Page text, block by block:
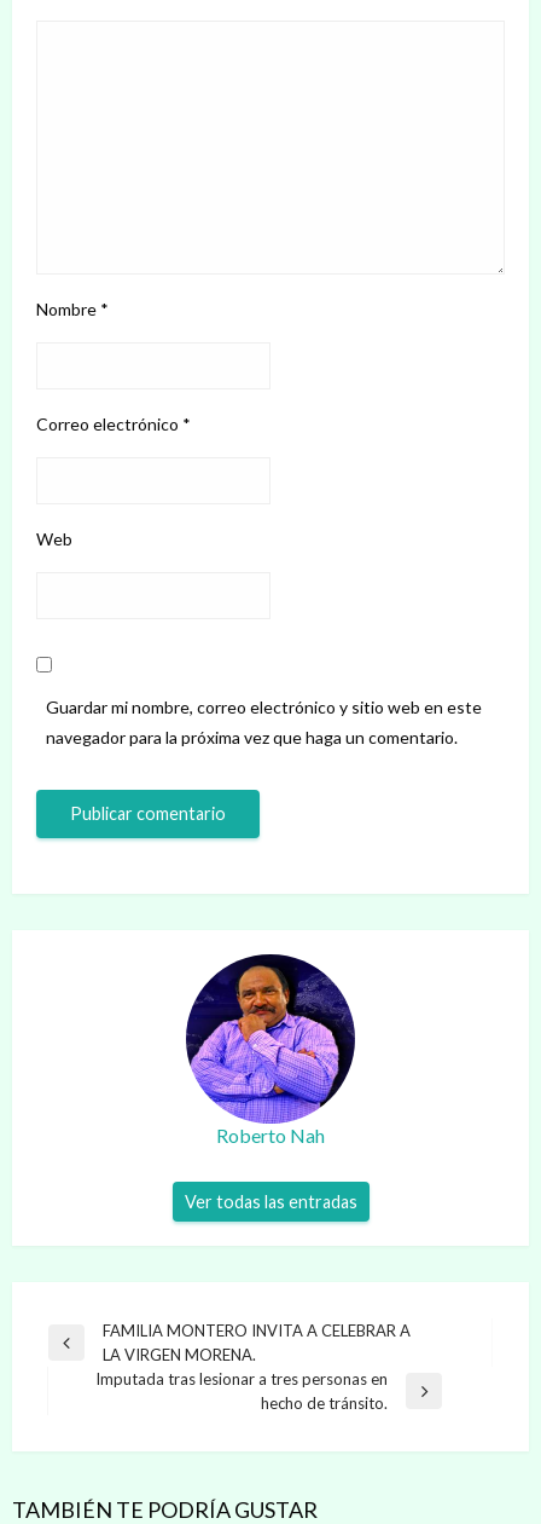
Nombre *
Correo electrónico *
Web
Guardar mi nombre, correo electrónico y sitio web en este
navegador para la próxima vez que haga un comentario.
Roberto Nah
Ver todas las entradas
Navegación
Entrada
anterior
FAMILIA MONTERO INVITA A CELEBRAR A
LA VIRGEN MORENA.
Imputada tras lesionar a tres personas en
hecho de tránsito.
TAMBIÉN TE PODRÍA GUSTAR